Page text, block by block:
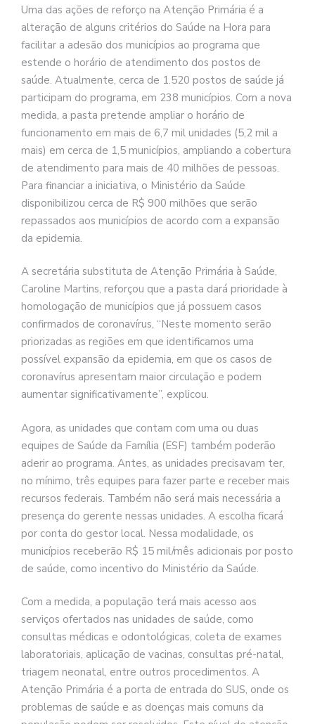
Uma das ações de reforço na Atenção Primária é a
alteração de alguns critérios do Saúde na Hora para
facilitar a adesão dos municípios ao programa que
estende o horário de atendimento dos postos de
saúde. Atualmente, cerca de 1.520 postos de saúde já
participam do programa, em 238 municípios. Com a nova
medida, a pasta pretende ampliar o horário de
funcionamento em mais de 6,7 mil unidades (5,2 mil a
mais) em cerca de 1,5 municípios, ampliando a cobertura
de atendimento para mais de 40 milhões de pessoas.
Para financiar a iniciativa, o Ministério da Saúde
disponibilizou cerca de R$ 900 milhões que serão
repassados aos municípios de acordo com a expansão
da epidemia.
A secretária substituta de Atenção Primária à Saúde,
Caroline Martins, reforçou que a pasta dará prioridade à
homologação de municípios que já possuem casos
confirmados de coronavírus, “Neste momento serão
priorizadas as regiões em que identificamos uma
possível expansão da epidemia, em que os casos de
coronavírus apresentam maior circulação e podem
aumentar significativamente”, explicou.
Agora, as unidades que contam com uma ou duas
equipes de Saúde da Família (ESF) também poderão
aderir ao programa. Antes, as unidades precisavam ter,
no mínimo, três equipes para fazer parte e receber mais
recursos federais. Também não será mais necessária a
presença do gerente nessas unidades. A escolha ficará
por conta do gestor local. Nessa modalidade, os
municípios receberão R$ 15 mil/mês adicionais por posto
de saúde, como incentivo do Ministério da Saúde.
Com a medida, a população terá mais acesso aos
serviços ofertados nas unidades de saúde, como
consultas médicas e odontológicas, coleta de exames
laboratoriais, aplicação de vacinas, consultas pré-natal,
triagem neonatal, entre outros procedimentos. A
Atenção Primária é a porta de entrada do SUS, onde os
problemas de saúde e as doenças mais comuns da